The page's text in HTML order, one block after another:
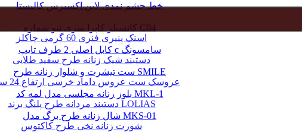
اسنک پنیری فنری 60 گرمی چاکلز
دستبند شیک زنانه طرح سفید طلایی
عروسک ست عروس داماد خرسی ارتفاع 24 سانتی
دستبند مردانه طرح پلنگ برند LOLIAS
شورت زنانه نخی طرح کاکتوس
خط چشم نمدی لاین اکسپرس کالیستا
کانسیلر کاپرا سری نیو شماره C04
کابل اصلی 2 طرف تایپ c سامسونگ
ست تیشرت و شلوار زنانه طرح SMILE
بلوز زنانه مجلسی مدل لمه کد MKL-1
شال زنانه طرح برگ مدل MKS-01